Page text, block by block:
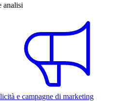
analisi
e campagne di marketing